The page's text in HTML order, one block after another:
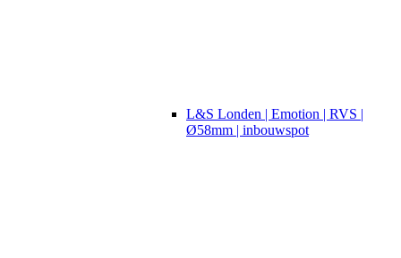
L&S Londen | Emotion | RVS |
Ø58mm | inbouwspot